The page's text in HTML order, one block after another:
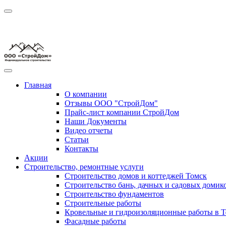
Главная
О компании
Отзывы ООО "СтройДом"
Прайс-лист компании СтройДом
Наши Документы
Видео отчеты
Статьи
Контакты
Акции
Строительство, ремонтные услуги
Строительство домов и коттеджей Томск
Строительство бань, дачных и садовых
Строительство фундаментов
Строительные работы
Кровельные и гидроизоляционные работы в
Фасадные работы